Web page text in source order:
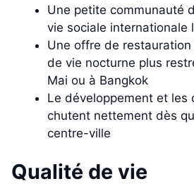
Une petite communauté
vie sociale internationale
Une offre de
de vie nocturne plus
Mai ou à Bangkok
Le développement et les
chutent nettement dès
centre-ville
Qualité de vie